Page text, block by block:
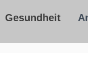
Gesundheit